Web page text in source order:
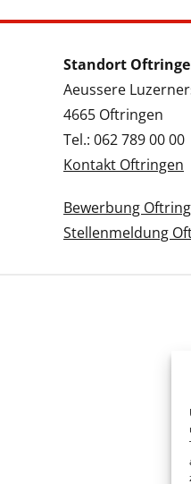
Standort
Aeussere
4665 Oftringen
Tel.: 062 789 00 00
Kontakt Oftringen
Bewerbung
Stellenmeldung